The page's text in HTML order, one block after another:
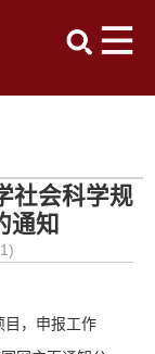
社会科学规
通知
)
目，申报工作